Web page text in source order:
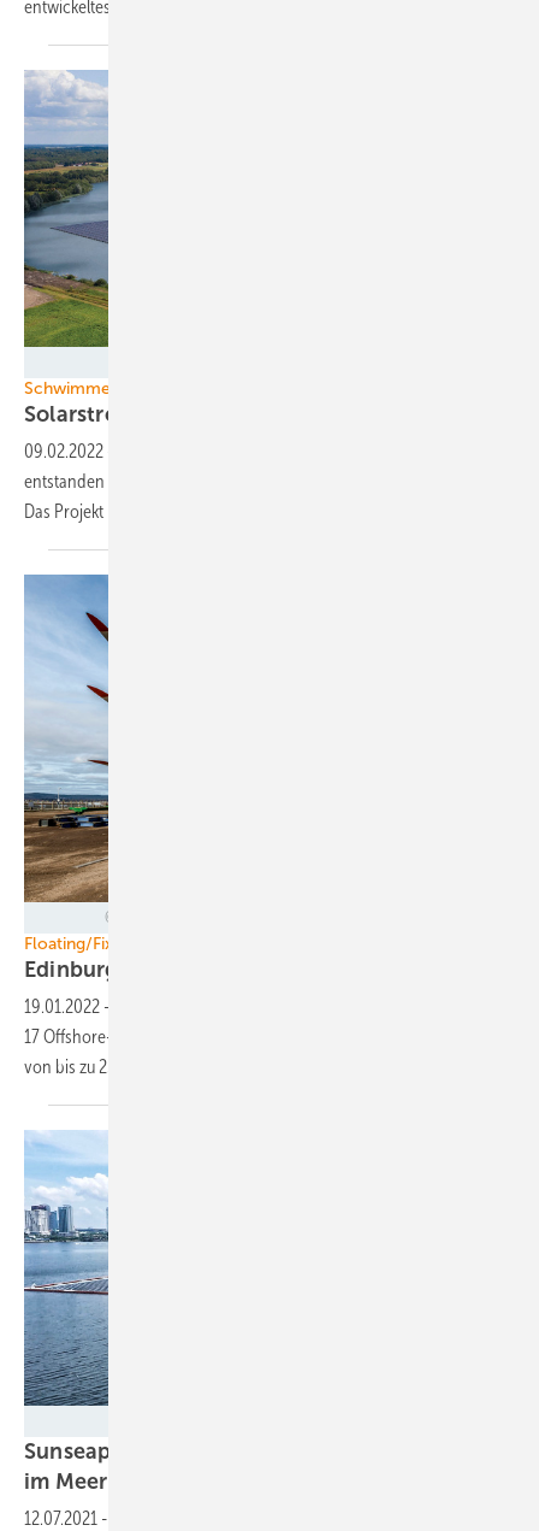
entwickeltes System zum
Schwimmende Solaranlage
Solarstrom vom
09.02.2022
entstanden ist, baut Baywa derzeit eine schwimmende Solaranlage.
Das Projekt kommt komplett ohne staatliche Förderung
Floating/Fixed Foundations
Edinburgh gibt Meereswindkraft frei
19.01.2022 -
17 Offshore-Windpark-Entwicklungsareale mit einem Projektangebot
von bis zu 25 Gigawatt
Sunseap baut schwimmendes Solarkraftwerk
im Meer vor
12.07.2021 -